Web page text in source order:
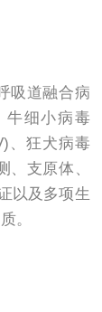
吸道融合病
牛细小病毒
、狂犬病毒
、支原体、
以及多项生
。